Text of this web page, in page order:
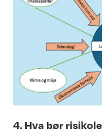
4. Hva bør